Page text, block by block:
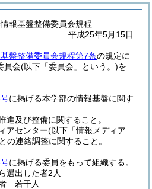
報基盤整備委員会規程
平成25年5月15日
盤整備委員会規程第7条の規定に
員会(以下「委員会」という。)を
に掲げる本学部の情報基盤に関す
進及び整備に関すること。
アセンター(以下「情報メディア
との連絡調整に関すること。
に掲げる委員をもって組織する。
選出した者2人
若干人